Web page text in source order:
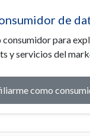
de
para
y servicios del
como